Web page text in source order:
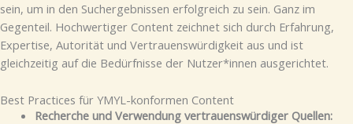
sein, um in den Suchergebnissen erfolgreich zu sein. Ganz im
Gegenteil. Hochwertiger Content zeichnet sich durch Erfahrung,
Expertise, Autorität und Vertrauenswürdigkeit aus und ist
gleichzeitig auf die Bedürfnisse der Nutzer*innen ausgerichtet.
Best Practices für YMYL-konformen Content
Recherche und Verwendung vertrauenswürdiger Quellen: